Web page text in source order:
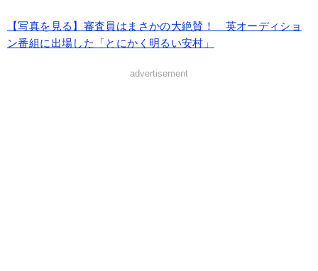
【写真を見る】審査員はまさかの大絶賛！ 英オーディショ
ン番組に出場した「とにかく明るい安村」
advertisement